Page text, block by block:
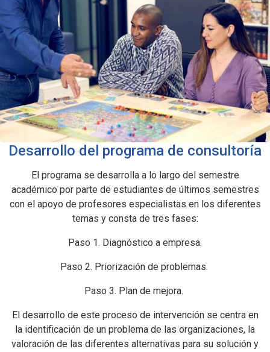
Desarrollo del programa de consultoría
El programa se desarrolla a lo largo del semestre
académico por parte de estudiantes de últimos semestres
con el apoyo de profesores especialistas en los diferentes
temas y consta de tres fases:
Paso 1. Diagnóstico a empresa.
Paso 2. Priorización de problemas.
Paso 3. Plan de mejora.
El desarrollo de este proceso de intervención se centra en
la identificación de un problema de las organizaciones, la
valoración de las diferentes alternativas para su solución y